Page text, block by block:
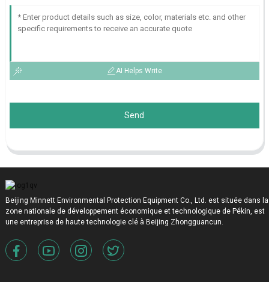
AI Helps Write
Send
Beijing Minnett Environmental Protection Equipment Co., Ltd. est située dans la
zone nationale de développement économique et technologique de Pékin, est
une entreprise de haute technologie clé à Beijing Zhongguancun.